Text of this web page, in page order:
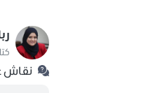
نقاش